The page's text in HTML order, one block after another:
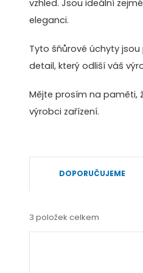
vzhled. Jsou ideální
eleganci.
Tyto šňůrové úchyty
detail, který odliší váš
Mějte prosím na paměti,
výrobci zařízení.
a
z
DOPORUČUJEME
3 položek celkem